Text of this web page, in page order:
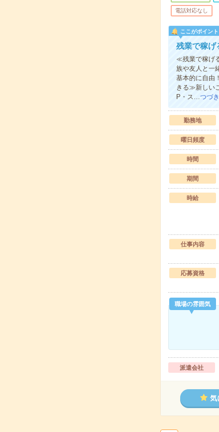
電話対応なし
ここがポイント
残業で稼げ
≪残業で稼げ
族や友人と一
基本的に自由
きる≫新しい
P・ス…つづ
勤務地
曜日頻度
時間
期間
時給
仕事内容
応募資格
職場の雰囲気
派遣会社
気